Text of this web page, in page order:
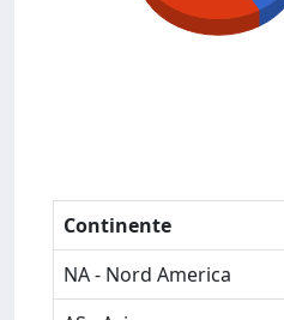
Continente
NA - Nord America